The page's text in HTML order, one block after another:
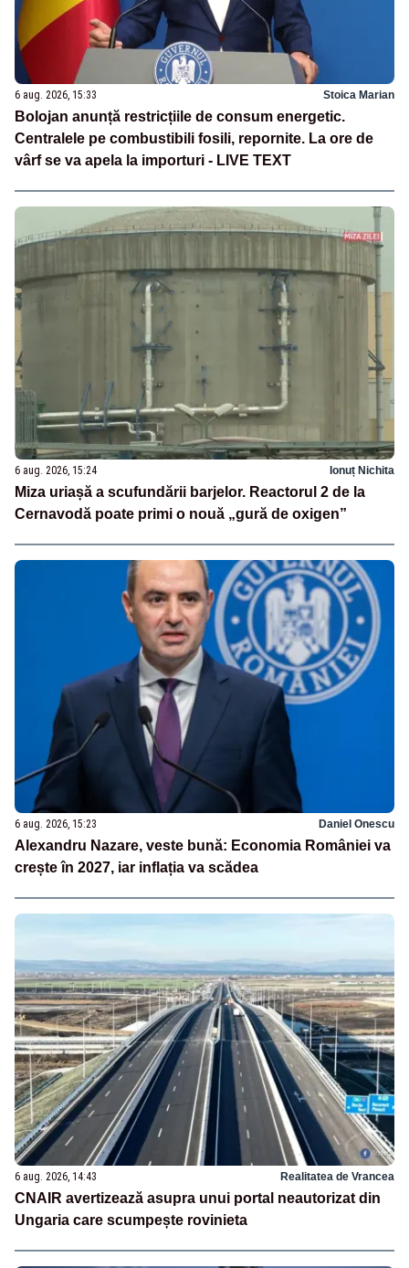
6 aug. 2026, 15:33 Stoica Marian
Bolojan anunță restricțiile de consum energetic.
Centralele pe combustibili fosili, repornite. La ore de
vârf se va apela la importuri - LIVE TEXT
6 aug. 2026, 15:24 Ionuț Nichita
Miza uriașă a scufundării barjelor. Reactorul 2 de la
Cernavodă poate primi o nouă „gură de oxigen”
6 aug. 2026, 15:23 Daniel Onescu
Alexandru Nazare, veste bună: Economia României va
crește în 2027, iar inflația va scădea
6 aug. 2026, 14:43 Realitatea de Vrancea
CNAIR avertizează asupra unui portal neautorizat din
Ungaria care scumpește rovinieta